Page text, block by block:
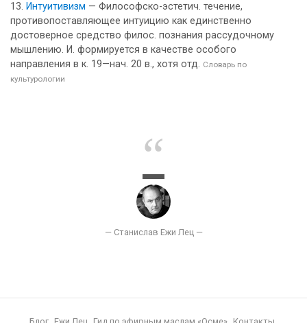
Интуитивизм — Философско-эстетич. течение,
противопоставляющее интуицию как единственно
достоверное средство филос. познания рассудочному
мышлению. И. формируется в качестве особого
направления в к. 19—нач. 20 в., хотя отд. Словарь по
культурологии